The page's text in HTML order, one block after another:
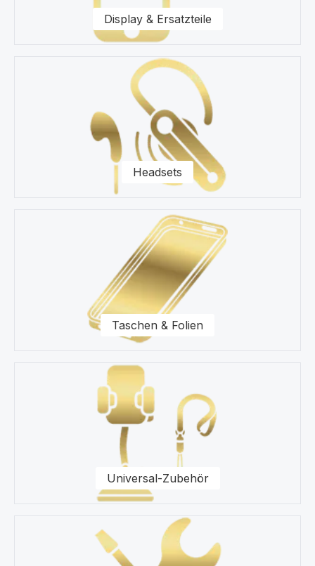
11.0 (2021) A2301 A2377 A2459 Tablet zur Seite.
Display & Ersatzteile
Headsets
Taschen & Folien
Universal-Zubehör